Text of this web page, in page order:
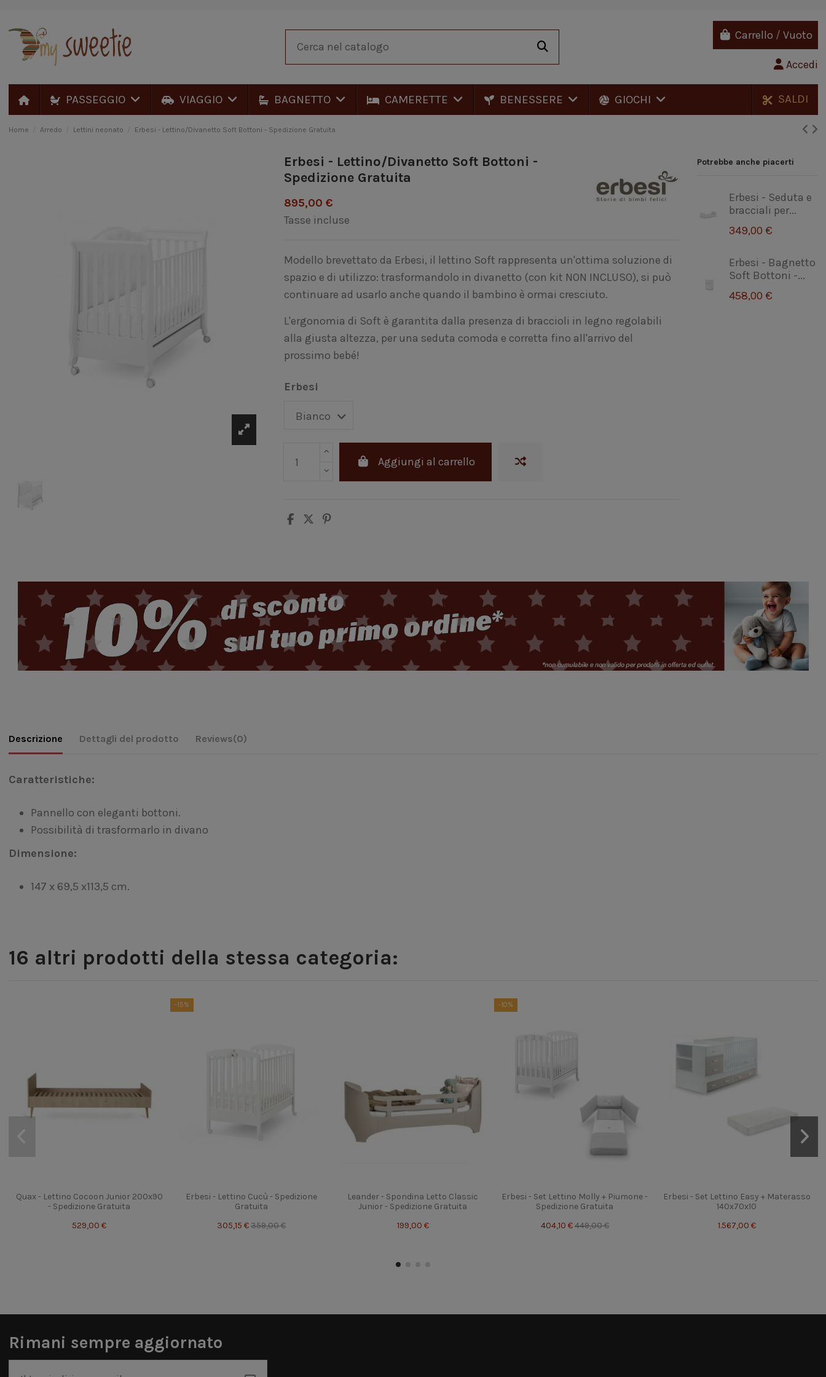
Carrello / Vuoto
Accedi
PASSEGGIO VIAGGIO BAGNETTO CAMERETTE BENESSERE GIOCHI SALDI
Home Arredo Lettini neonato Erbesi - Lettino/Divanetto Soft Bottoni - Spedizione Gratuita
Erbesi - Lettino/Divanetto Soft Bottoni -
Spedizione Gratuita
895,00 €
Tasse incluse
Modello brevettato da Erbesi, il lettino Soft rappresenta un'ottima soluzione di
spazio e di utilizzo: trasformandolo in divanetto (con kit NON INCLUSO), si può
continuare ad usarlo anche quando il bambino è ormai cresciuto.
L'ergonomia di Soft è garantita dalla presenza di braccioli in legno regolabili
alla giusta altezza, per una seduta comoda e corretta fino all'arrivo del
prossimo bebé!
Erbesi
Aggiungi al carrello
Potrebbe anche piacerti
Erbesi - Seduta e
bracciali per...
349,00 €
Erbesi - Bagnetto
Soft Bottoni -...
458,00 €
Descrizione Dettagli del prodotto Reviews(0)
Caratteristiche:
Pannello con eleganti bottoni.
Possibilità di trasformarlo in divano
Dimensione:
147 x 69,5 x113,5 cm.
16 altri prodotti della stessa categoria:
Quax - Lettino Cocoon Junior 200x90
- Spedizione Gratuita
529,00 €
-15%
Erbesi - Lettino Cucù - Spedizione
Gratuita
305,15 €359,00 €
Leander - Spondina Letto Classic
Junior - Spedizione Gratuita
199,00 €
-10%
Erbesi - Set Lettino Molly + Piumone -
Spedizione Gratuita
404,10 €449,00 €
Erbesi - Set Lettino Easy + Materasso
140x70x10
1.567,00 €
Rimani sempre aggiornato